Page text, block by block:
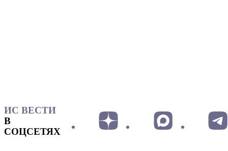
ИС ВЕСТИ
В
СОЦСЕТЯХ